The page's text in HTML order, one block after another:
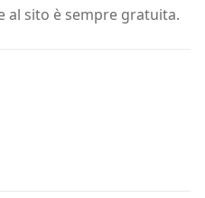
al sito è sempre gratuita.